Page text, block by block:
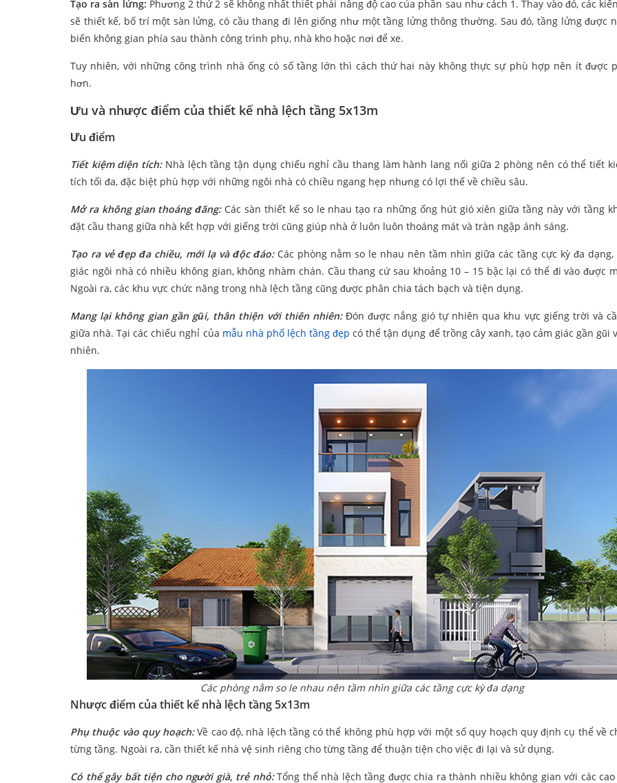
Tạo ra sàn lửng: Phương 2 thứ 2 sẽ không nhất thiết phải nâng độ cao của phần sau như cách 1. Thay vào đó, các
sẽ thiết kế, bố trí một sàn lửng, có cầu thang đi lên giống như một tầng lửng thông thường. Sau đó, tầng lửng được
biến không gian phía sau thành công trình phụ, nhà kho hoặc nơi để xe.
Tuy nhiên, với những công trình nhà ống có số tầng lớn thì cách thứ hai này không thực sự phù hợp nên ít được
hơn.
Ưu và nhược điểm của thiết kế nhà lệch tầng 5x13m
Ưu điểm
Tiết kiệm diện tích: Nhà lệch tầng tận dụng chiếu nghỉ cầu thang làm hành lang nối giữa 2 phòng nên có thể tiết
tích tối đa, đặc biệt phù hợp với những ngôi nhà có chiều ngang hẹp nhưng có lợi thế về chiều sâu.
Mở ra không gian thoáng đãng: Các sàn thiết kế so le nhau tạo ra những ống hút gió xiên giữa tầng này với tầng
đặt cầu thang giữa nhà kết hợp với giếng trời cũng giúp nhà ở luôn luôn thoáng mát và tràn ngập ánh sáng.
Tạo ra vẻ đẹp đa chiều, mới lạ và độc đáo:Các phòng nằm so le nhau nên tầm nhìn giữa các tầng cực kỳ đa dạng,
giác ngôi nhà có nhiều không gian, không nhàm chán. Cầu thang cứ sau khoảng 10 – 15 bậc lại có thể đi vào được
Ngoài ra, các khu vực chức năng trong nhà lệch tầng cũng được phân chia tách bạch và tiện dụng.
Mang lại không gian gần gũi, thân thiện với thiên nhiên:Đón được nắng gió tự nhiên qua khu vực giếng trời và
giữa nhà. Tại các chiếu nghỉ của mẫu nhà phố lệch tầng đẹp có thể tận dụng để trồng cây xanh, tạo cảm giác gần gũi
nhiên.
Các phòng nằm so le nhau nên tầm nhìn giữa các tầng cực kỳ đa dạng
Nhược điểm của thiết kế nhà lệch tầng 5x13m
Phụ thuộc vào quy hoạch:Về cao độ, nhà lệch tầng có thể không phù hợp với một số quy hoạch quy định cụ thể về
từng tầng. Ngoài ra, cần thiết kế nhà vệ sinh riêng cho từng tầng để thuận tiện cho việc đi lại và sử dụng.
Có thể gây bất tiện cho người già, trẻ nhỏ:Tổng thể nhà lệch tầng được chia ra thành nhiều không gian với các cao